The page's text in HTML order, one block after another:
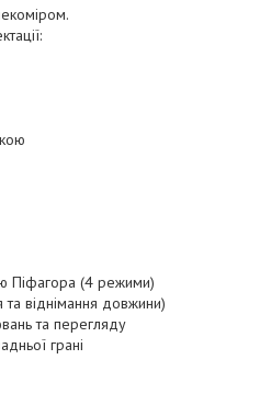
Піфагора (4 режими)
віднімання довжини)
та перегляду
грані